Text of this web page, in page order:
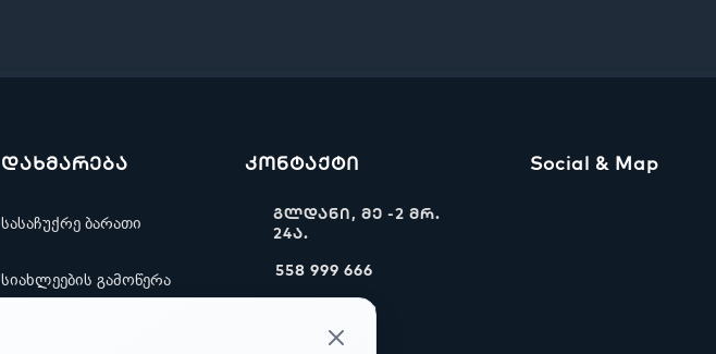
დახმარება
სასაჩუქრე ბარათი
სიახლეების გამოწერა
კონტაქტი
გლდანი, მე -2 მრ.
24ა.
558 999 666
info@ww.ge
Social & Map